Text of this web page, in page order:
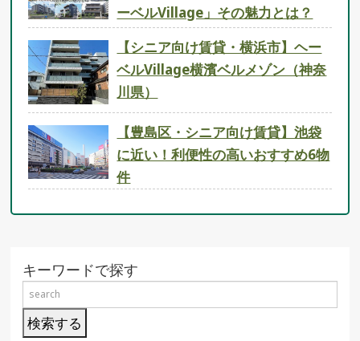
ーベルVillage」その魅力とは？
【シニア向け賃貸・横浜市】ヘー
ベルVillage横濱ベルメゾン（神奈
川県）
【豊島区・シニア向け賃貸】池袋
に近い！利便性の高いおすすめ6物
件
キーワードで探す